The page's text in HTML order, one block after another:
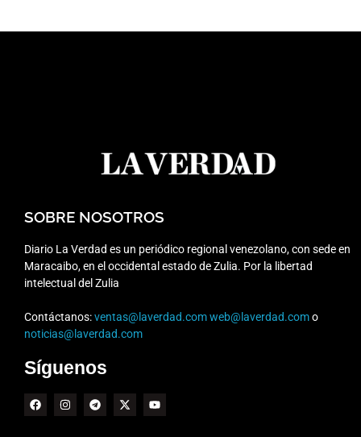
SOBRE NOSOTROS
Diario La Verdad es un periódico regional venezolano, con sede en
Maracaibo, en el occidental estado de Zulia. Por la libertad
intelectual del Zulia
Contáctanos:ventas@laverdad.comweb@laverdad.como
noticias@laverdad.com
Síguenos